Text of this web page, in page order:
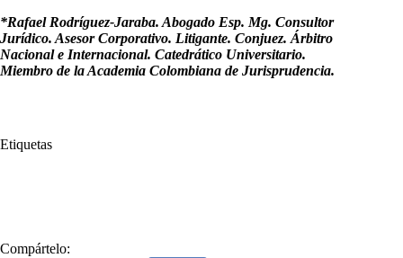
*Rafael Rodríguez-Jaraba. Abogado Esp. Mg. Consultor
Jurídico. Asesor Corporativo. Litigante. Conjuez. Árbitro
Nacional e Internacional. Catedrático Universitario.
Miembro de la Academia Colombiana de Jurisprudencia.
Etiquetas
Compártelo: